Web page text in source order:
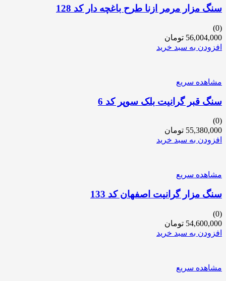
سنگ مزار مرمر ازنا طرح باغچه دار کد 128
(0)
56,004,000 تومان
افزودن به سبد خرید
مشاهده سریع
سنگ قبر گرانیت بلک سوپر کد 6
(0)
55,380,000 تومان
افزودن به سبد خرید
مشاهده سریع
سنگ مزار گرانیت اصفهان کد 133
(0)
54,600,000 تومان
افزودن به سبد خرید
مشاهده سریع